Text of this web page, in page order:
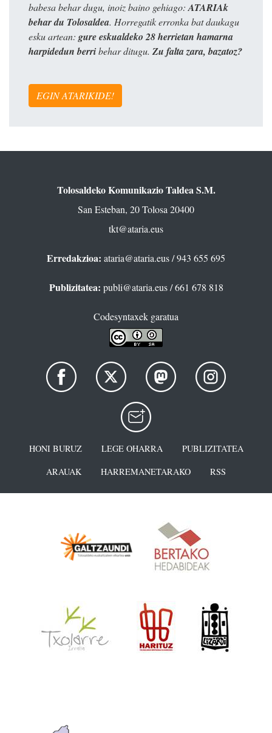
babesa behar dugu, inoiz baino gehiago: ATARIAk
behar du Tolosaldea. Horregatik erronka bat daukagu
esku artean: gure eskualdeko 28 herrietan hamarna
harpidedun berribehar ditugu. Zu falta zara, bazatoz?
EGIN ATARIKIDE!
Tolosaldeko Komunikazio Taldea S.M.
San Esteban, 20 Tolosa 20400
tkt@ataria.eus
Erredakzioa: ataria@ataria.eus/ 943 655 695
Publizitatea: publi@ataria.eus/ 661 678 818
Codesyntaxek garatua
HONI BURUZ LEGE OHARRA
PUBLIZITATEA
ARAUAK
HARREMANETARAKO RSS